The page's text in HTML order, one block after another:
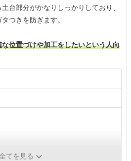
台部分がかなりしっかりしており、
つきを防ぎます。
位置づけや加工をしたいという人向
てを見る